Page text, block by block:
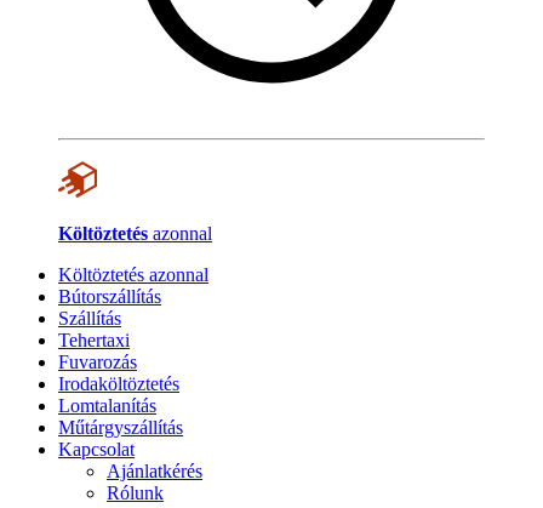
Költöztetés azonnal
Költöztetés azonnal
Bútorszállítás
Szállítás
Tehertaxi
Fuvarozás
Irodaköltöztetés
Lomtalanítás
Műtárgyszállítás
Kapcsolat
Ajánlatkérés
Rólunk